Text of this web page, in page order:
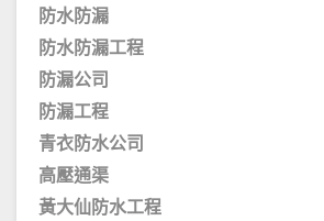
防水防漏
防水防漏工程
防漏公司
防漏工程
青衣防水公司
高壓通渠
黃大仙防水工程